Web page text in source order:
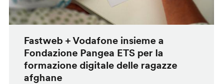
Fastweb + Vodafone insieme a
Fondazione Pangea ETS per la
formazione digitale delle ragazze
afghane